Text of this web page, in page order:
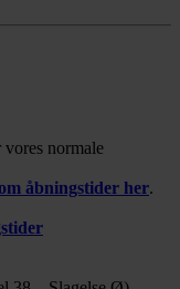
normale
åbningstider her.